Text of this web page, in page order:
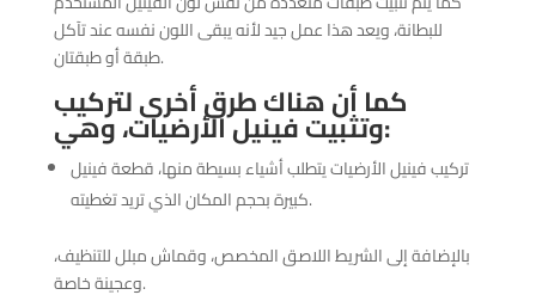
للبطانة، ويعد هذا عمل جيد لأنه يبقى اللون نفسه عند تآكل
طبقة أو طبقتان.
كما أن هناك طرق أخرى لتركيب
وتثبيت فينيل الأرضيات، وهي:
تركيب فينيل الأرضيات يتطلب أشياء بسيطة منها، قطعة فينيل
كبيرة بحجم المكان الذي تريد تغطيته.
بالإضافة إلى الشريط اللاصق المخصص، وقماش مبلل للتنظيف،
وعجينة خاصة.